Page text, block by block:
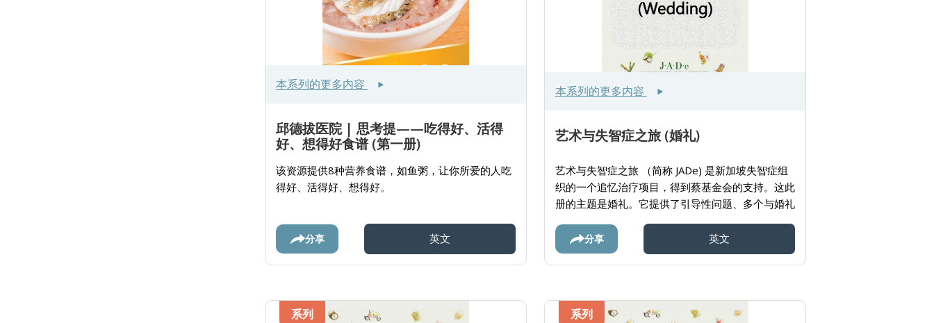
本系列的更多内容
邱德拔医院 | 思考提——吃得好、活得
好、想得好食谱 (第一册)
该资源提供8种营养食谱，如鱼粥，让你所爱的人吃
得好、活得好、想得好。
分享 英文
本系列的更多内容
艺术与失智症之旅 (婚礼)
艺术与失智症之旅 （简称 JADe) 是新加坡失智症组
织的一个追忆治疗项目，得到蔡基金会的支持。这此
册的主题是婚礼。它提供了引导性问题、多个与婚礼
资源与亲人进行互动。
分享 英文
系列 系列